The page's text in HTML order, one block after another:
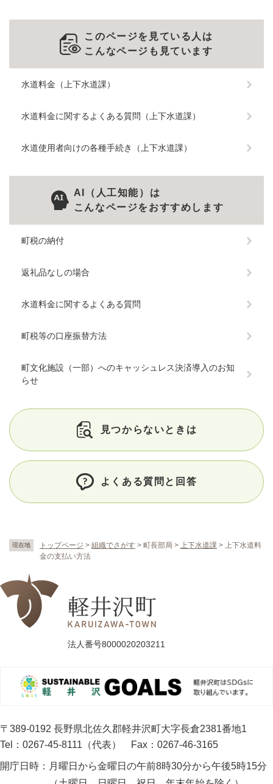
現在地 トップページ > 組織でさがす > 町長部局 > 上下水道課 > 上下水道料
金の支払い方法
このページを見ている人は
こんなページも見ています
水道料金（上下水道課）
水道料金に関するよくある質問（上下水道課）
水道使用者向けの各種手続き（上下水道課）
AI（人工知能）は
こんなページをおすすめします
町税の納付
返礼品なしの場合
水道料金に関するよくある質問
町税等の口座振替方法
町文化施設（一部）へのキャッシュレス決済導入のお知
らせ
見つからないときは
よくある質問と回答
法人番号8000020203211
〒389-0192 長野県北佐久郡軽井沢町大字長倉2381番地1
Tel：0267-45-8111（代表）
Fax：0267-46-3165
開庁日時： 月曜日から金曜日の午前8時30分から午後5時15分